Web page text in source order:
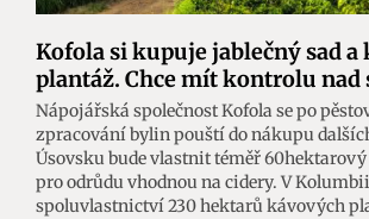
Kofola si kupuje jablečný sad a
plantáž. Chce mít kontrolu
Nápojářská společnost Kofola se po
zpracování bylin pouští do nákupu
Úsovsku bude vlastnit téměř 60hektarový
pro odrůdu vhodnou na cidery. V
spoluvlastnictví 230 hektarů kávových